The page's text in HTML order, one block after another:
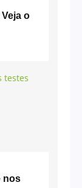
o
nos